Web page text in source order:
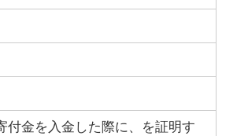
付金を入金した際に、を証明す